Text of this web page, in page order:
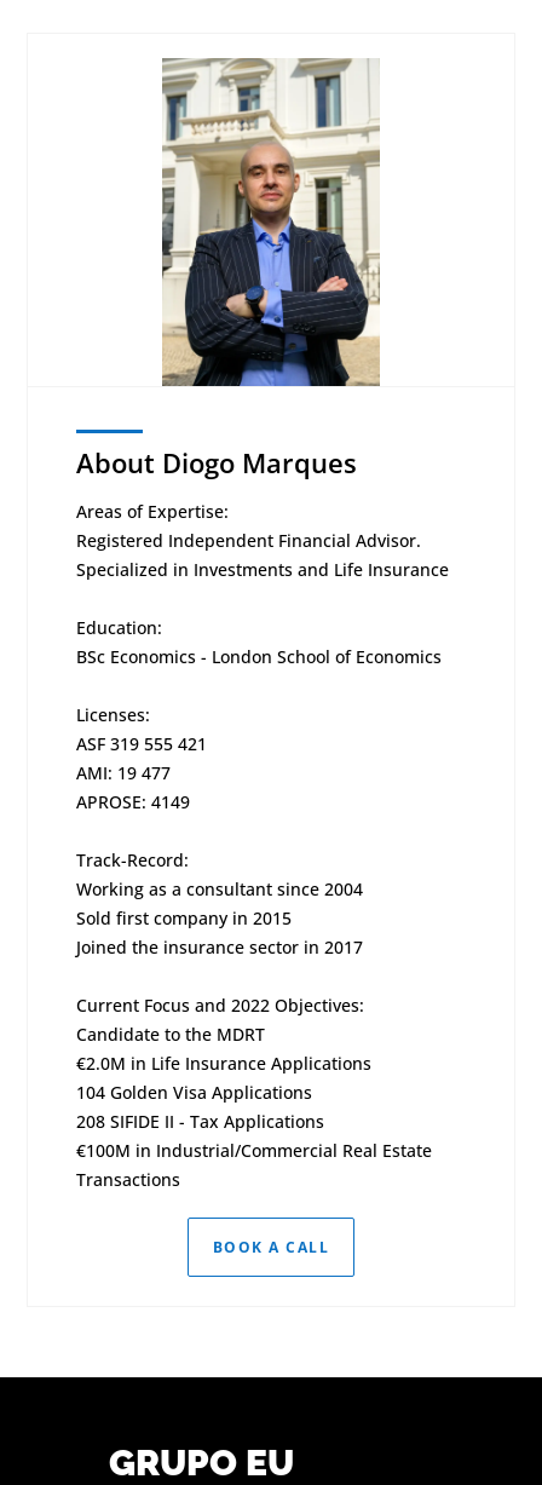
About Diogo Marques
Areas of Expertise:
Registered Independent Financial Advisor.
Specialized in Investments and Life Insurance
Education:
BSc Economics - London School of Economics
Licenses:
ASF 319 555 421
AMI: 19 477
APROSE: 4149
Track-Record:
Working as a consultant since 2004
Sold first company in 2015
Joined the insurance sector in 2017
Current Focus and 2022 Objectives:
Candidate to the MDRT
€2.0M in Life Insurance Applications
104 Golden Visa Applications
208 SIFIDE II - Tax Applications
€100M in Industrial/Commercial Real Estate
Transactions
BOOK A CALL
GRUPO EU